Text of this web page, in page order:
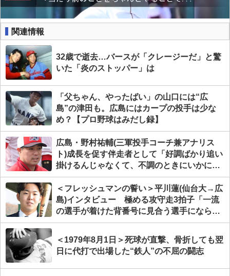
関連情報
32歳で逝去…バースが「クレージーだ」と驚
いた「炎のストッパー」は
「父ちゃん、やったばい」の山口には“広
島”の津田も。広島にはカープの投手は少な
め？【プロ野球はみだし録】
広島・野村祐輔(三軍投手コーチ兼アナリス
ト)成長を促す伴走者として「好調ばかり追い
掛けるんじゃなくて、不調のときにいかに対
応するか。そこに自分が出る」
＜フレッシュマンの誓い＞平川蓮(仙台大→広
島)インタビュー 極める攻守走3拍子「一流
の選手が着けた背番号に見合う選手にならな
いといけない」
＜1979年8月1日＞死球が直撃、骨折しても翌
日に代打で出場した“鉄人”の不屈の闘志